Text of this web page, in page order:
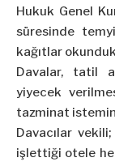
Hukuk Genel
süresinde
kağıtlar
Davalar, tatil
yiyecek
tazminat
Davacılar
işlettiği otele